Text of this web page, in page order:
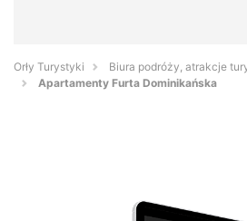
Orły Turystyki
Biura podróży, atrakcje
Apartamenty Furta Dominikańska